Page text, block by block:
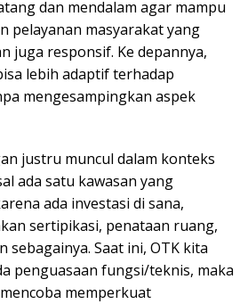
dan mendalam agar mampu
pelayanan masyarakat yang
juga responsif. Ke depannya,
lebih adaptif terhadap
mengesampingkan aspek
justru muncul dalam konteks
ada satu kawasan yang
ada investasi di sana,
sertipikasi, penataan ruang,
sebagainya. Saat ini, OTK kita
penguasaan fungsi/teknis, maka
memperkuat